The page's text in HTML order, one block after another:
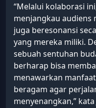
“Melalui kolaborasi
menjangkau audiens
juga beresonansi
yang mereka miliki.
sebuah sentuhan
berharap bisa
menawarkan
beragam agar
menyenangkan,” kata